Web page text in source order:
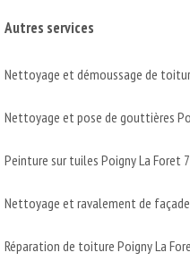
Autres services
Nettoyage et démoussage de
Nettoyage et pose de gouttières
Peinture sur tuiles Poigny La Foret
Nettoyage et ravalement de
Réparation de toiture Poigny La